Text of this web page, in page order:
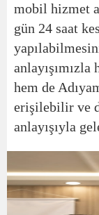
mobil hizmet
gün 24 saat
hem de
erişilebilir ve
anlayışıyla